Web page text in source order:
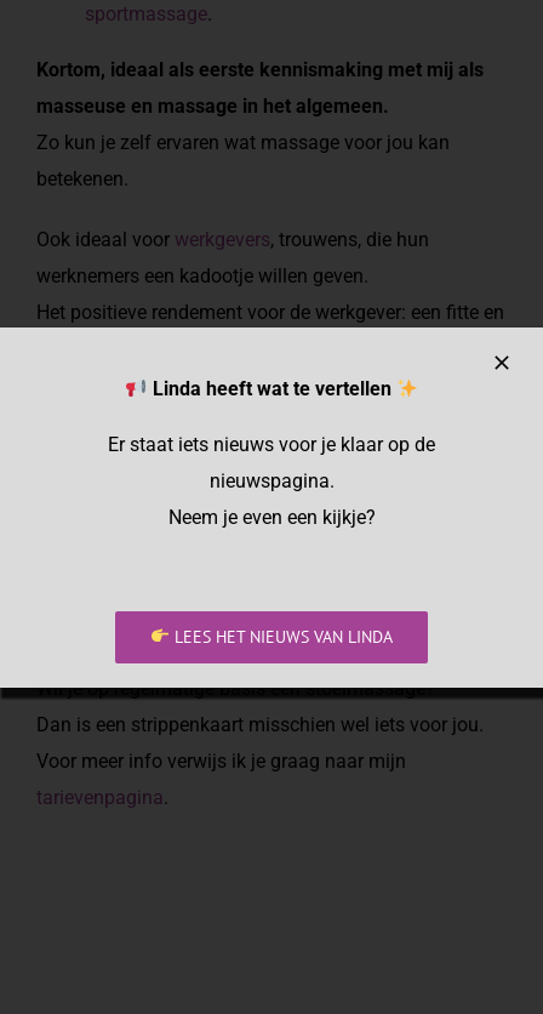
sportmassage.
Kortom, ideaal als eerste kennismaking met mij als
masseuse en massage in het algemeen.
Zo kun je zelf ervaren wat massage voor jou kan
betekenen.
Ook ideaal voor werkgevers, trouwens, die hun
werknemers een kadootje willen geven.
Het positieve rendement voor de werkgever: een fitte en
Lees hier meer over stoelmassages voor de zakelijke
Stoelmassages geef ik in principe alleen in mijn
praktijk aan huis (omdat het vaak niet lonend is om
contact met mij op.
Wil je op regelmatige basis een stoelmassage?
Dan is een strippenkaart misschien wel iets voor jou.
Voor meer info verwijs ik je graag naar mijn
tarievenpagina.
Linda heeft wat te vertellen
Er staat iets nieuws voor je klaar op de
nieuwspagina.
Neem je even een kijkje?
LEES HET NIEUWS VAN LINDA